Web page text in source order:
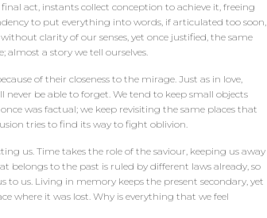
act, instants collect conception to achieve it, freeing
to put everything into words, if articulated too soon,
clarity of our senses, yet once justified, the same
almost a story we tell ourselves.
of their closeness to the mirage. Just as in love,
be able to forget. We tend to keep small objects
was factual; we keep revisiting the same places that
tries to find its way to fight oblivion.
us. Time takes the role of the saviour, keeping us away
belongs to the past is ruled by different laws already, so
us. Living in memory keeps the present secondary, yet
where it was lost. Why is everything that we feel